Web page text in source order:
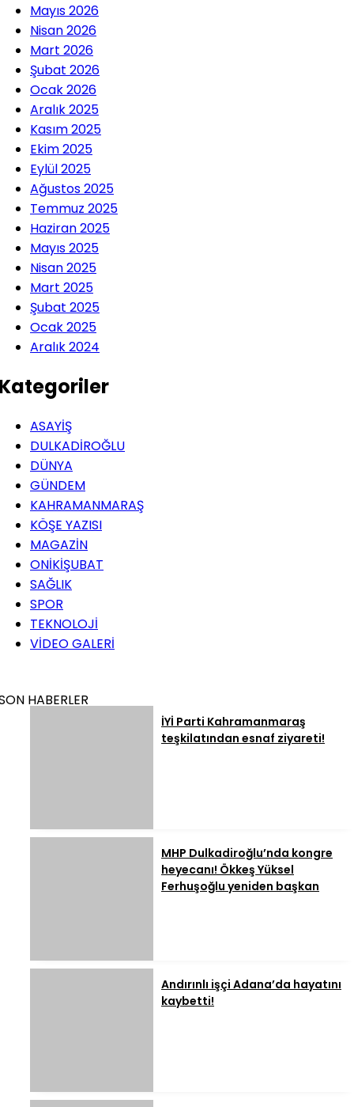
Mayıs 2026
Nisan 2026
Mart 2026
Şubat 2026
Ocak 2026
Aralık 2025
Kasım 2025
Ekim 2025
Eylül 2025
Ağustos 2025
Temmuz 2025
Haziran 2025
Mayıs 2025
Nisan 2025
Mart 2025
Şubat 2025
Ocak 2025
Aralık 2024
ASAYİŞ
DULKADİROĞLU
DÜNYA
GÜNDEM
KAHRAMANMARAŞ
KÖŞE YAZISI
MAGAZİN
ONİKİŞUBAT
SAĞLIK
SPOR
TEKNOLOJİ
VİDEO GALERİ
HABERLER
İYİ Parti Kahramanmaraş
teşkilatından esnaf ziyareti!
MHP Dulkadiroğlu’nda kongre
heyecanı! Ökkeş Yüksel
Ferhuşoğlu yeniden başkan
Andırınlı işçi Adana’da hayatını
kaybetti!